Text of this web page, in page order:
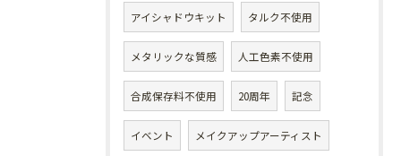
アイシャドウキット タルク不使用
メタリックな質感 人工色素不使用
合成保存料不使用 20周年 記念
イベント メイクアップアーティスト